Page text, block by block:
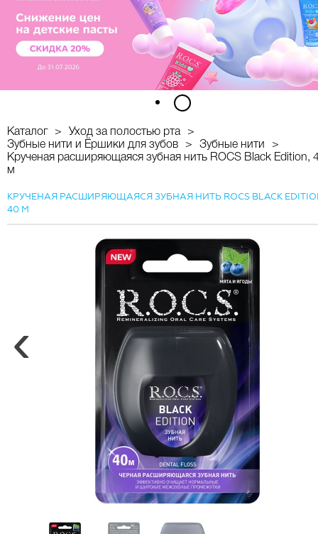
Каталог
Уход за полостью рта
Зубные нити и Ёршики для зубов
Зубные нити
Крученая расширяющаяся зубная нить ROCS Black Edition,
м
КРУЧЕНАЯ РАСШИРЯЮЩАЯСЯ ЗУБНАЯ НИТЬ ROCS BLACK
40 М